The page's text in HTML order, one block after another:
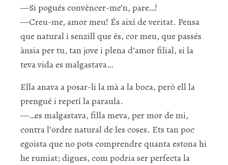
—Si pogués convèncer-me’n, pare…!
—Creu-me, amor meu! És així de veritat. Pensa
que natural i senzill que és, cor meu, que passés
ànsia per tu, tan jove i plena d’amor filial, si la
teva vida es malgastava…
Ella anava a posar-li la mà a la boca, però ell la
prengué i repetí la paraula.
—…es malgastava, filla meva, per mor de mi,
contra l’ordre natural de les coses. Ets tan poc
egoista que no pots comprendre quanta estona hi
he rumiat; digues, com podria ser perfecta la